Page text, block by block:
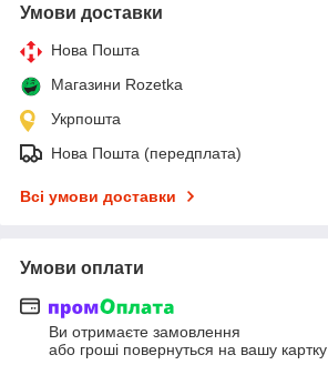
Умови доставки
Нова Пошта
Магазини Rozetka
Укрпошта
Нова Пошта (передплата)
Всі умови доставки
Умови оплати
Ви отримаєте замовлення
або гроші повернуться на вашу картку